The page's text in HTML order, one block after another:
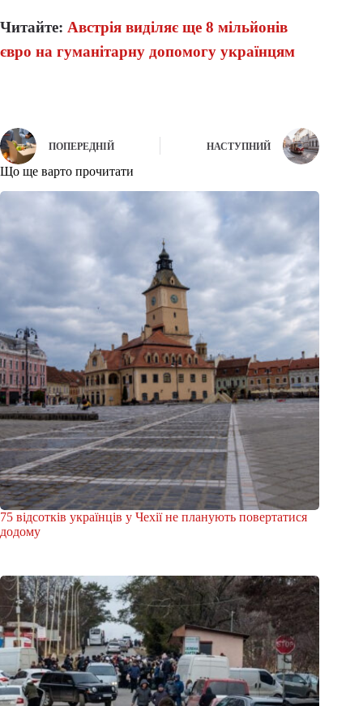
Читайте: Австрія виділяє ще 8 мільйонів
євро на гуманітарну допомогу українцям
ПОПЕРЕДНІЙ НАСТУПНИЙ
Що ще варто прочитати
75 відсотків українців у Чехії не планують повертатися
додому